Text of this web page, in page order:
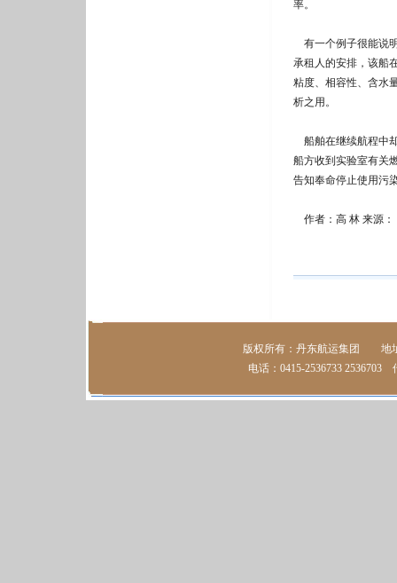
率。
有一个例子很能说
承租人的安排，该船
粘度、相容性、含水
析之用。
船舶在继续航程中
船方收到实验室有关
告知奉命停止使用污
作者：高 林 来源：
版权所有：丹东航运集团 地
电话：0415-2536733 2536703